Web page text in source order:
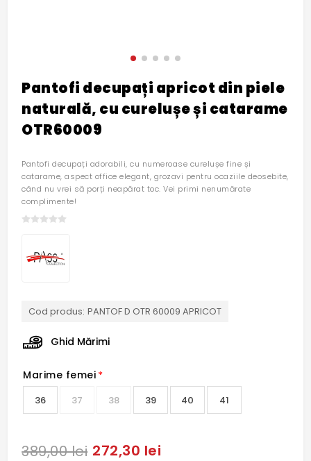
Pantofi decupați apricot din piele
naturală, cu curelușe și catarame
OTR60009
Pantofi decupați adorabili, cu numeroase curelușe fine și
catarame, aspect office elegant, grozavi pentru ocaziile deosebite,
când nu vrei să porți neapărat toc. Vei primi nenumărate
complimente!
Cod produs: PANTOF D OTR 60009 APRICOT
Ghid Mărimi
Marime femei *
36 37 38 39 40 41
389,00 lei 272,30 lei